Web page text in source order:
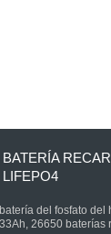
BATERÍA
LIFEPO4
batería del fosfato del
33Ah, 26650 baterías